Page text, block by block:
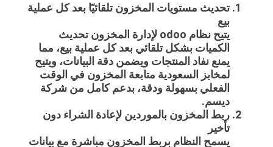
تحديث مستويات المخزون تلقائيًا بعد كل عملية
بيع
يتيح نظام odoo لإدارة المخزون
تحديث
الكميات بشكل تلقائي بعد كل عملية بيع، مما
يمنع نفاد المنتجات ويضمن دقة البيانات، ويتيح
لمخابز السعودية متابعة المخزون في الوقت
الفعلي بسهولة ودقة، بدعم كامل من شركة
ديسم.
ربط المخزون بالموردين لإعادة الشراء دون
تأخير
يسمح النظام بربط المخزون مباشرة مع بيانات